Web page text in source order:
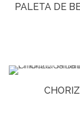
PALETA DE